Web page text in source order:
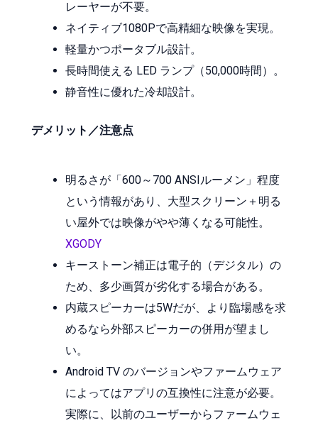
レーヤーが不要。
ネイティブ1080Pで高精細な映像を実現。
軽量かつポータブル設計。
長時間使える LED ランプ（50,000時間）。
静音性に優れた冷却設計。
デメリット／注意点
明るさが「600～700 ANSIルーメン」程度
という情報があり、大型スクリーン＋明る
い屋外では映像がやや薄くなる可能性。
XGODY
キーストーン補正は電子的（デジタル）の
ため、多少画質が劣化する場合がある。
内蔵スピーカーは5Wだが、より臨場感を求
めるなら外部スピーカーの併用が望まし
い。
Android TV のバージョンやファームウェア
によってはアプリの互換性に注意が必要。
実際に、以前のユーザーからファームウェ